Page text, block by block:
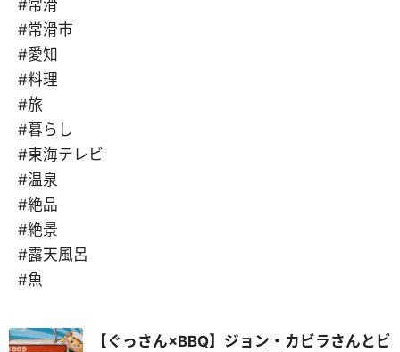
#常滑
#常滑市
#愛知
#料理
#旅
#暮らし
#東海テレビ
#温泉
#絶品
#絶景
#露天風呂
#魚
【ぐっさん×BBQ】ジョン・カビラさんとビ